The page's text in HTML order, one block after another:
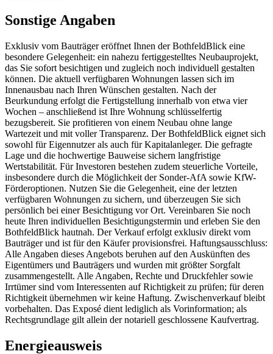
Sonstige Angaben
Exklusiv vom Bauträger eröffnet Ihnen der BothfeldBlick eine
besondere Gelegenheit: ein nahezu fertiggestelltes Neubauprojekt,
das Sie sofort besichtigen und zugleich noch individuell gestalten
können. Die aktuell verfügbaren Wohnungen lassen sich im
Innenausbau nach Ihren Wünschen gestalten. Nach der
Beurkundung erfolgt die Fertigstellung innerhalb von etwa vier
Wochen – anschließend ist Ihre Wohnung schlüsselfertig
bezugsbereit. Sie profitieren von einem Neubau ohne lange
Wartezeit und mit voller Transparenz. Der BothfeldBlick eignet sich
sowohl für Eigennutzer als auch für Kapitalanleger. Die gefragte
Lage und die hochwertige Bauweise sichern langfristige
Wertstabilität. Für Investoren bestehen zudem steuerliche Vorteile,
insbesondere durch die Möglichkeit der Sonder-AfA sowie KfW-
Förderoptionen. Nutzen Sie die Gelegenheit, eine der letzten
verfügbaren Wohnungen zu sichern, und überzeugen Sie sich
persönlich bei einer Besichtigung vor Ort. Vereinbaren Sie noch
heute Ihren individuellen Besichtigungstermin und erleben Sie den
BothfeldBlick hautnah. Der Verkauf erfolgt exklusiv direkt vom
Bauträger und ist für den Käufer provisionsfrei. Haftungsausschluss:
Alle Angaben dieses Angebots beruhen auf den Auskünften des
Eigentümers und Bauträgers und wurden mit größter Sorgfalt
zusammengestellt. Alle Angaben, Rechte und Druckfehler sowie
Irrtümer sind vom Interessenten auf Richtigkeit zu prüfen; für deren
Richtigkeit übernehmen wir keine Haftung. Zwischenverkauf bleibt
vorbehalten. Das Exposé dient lediglich als Vorinformation; als
Rechtsgrundlage gilt allein der notariell geschlossene Kaufvertrag.
Energieausweis